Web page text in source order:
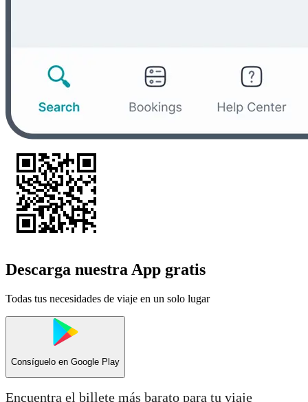
Descarga nuestra App gratis
Todas tus necesidades de viaje en un solo lugar
Consíguelo en Google Play
Encuentra el billete más barato para tu viaje